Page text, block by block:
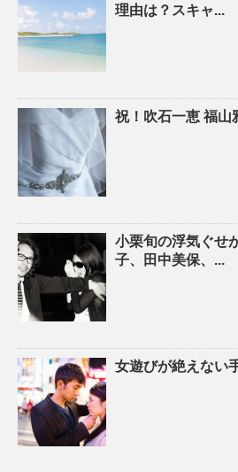
理由は？スキャ...
祝！吹石一恵 福山
小栗旬の浮気ぐせ
子、田中美保、...
女遊びが絶えない